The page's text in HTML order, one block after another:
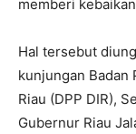
memberi
Hal tersebut
kunjungan Badan
Riau (DPP DIR),
Gubernur Riau